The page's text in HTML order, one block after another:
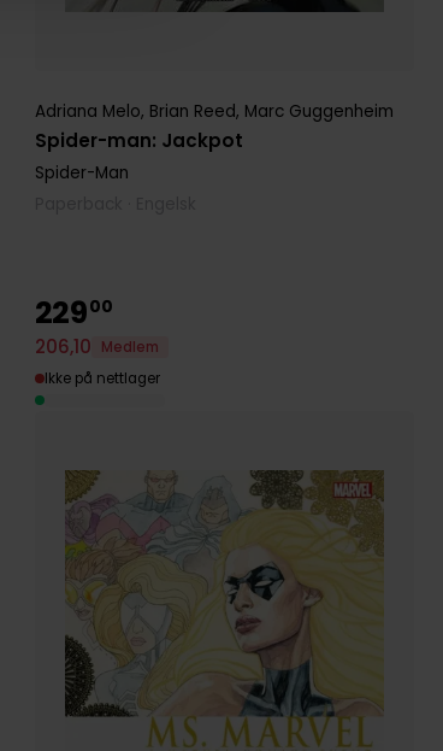
Spider-man: Jackpot
Adriana Melo, Brian Reed, Marc Guggenheim
Spider-Man
22900
206,10
Medlem
Ikke på nettlager